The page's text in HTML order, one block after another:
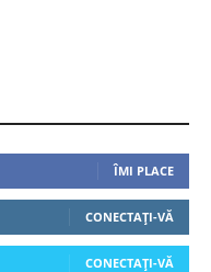
ÎMI PLACE
CONECTAȚI-VĂ
CONECTAȚI-VĂ